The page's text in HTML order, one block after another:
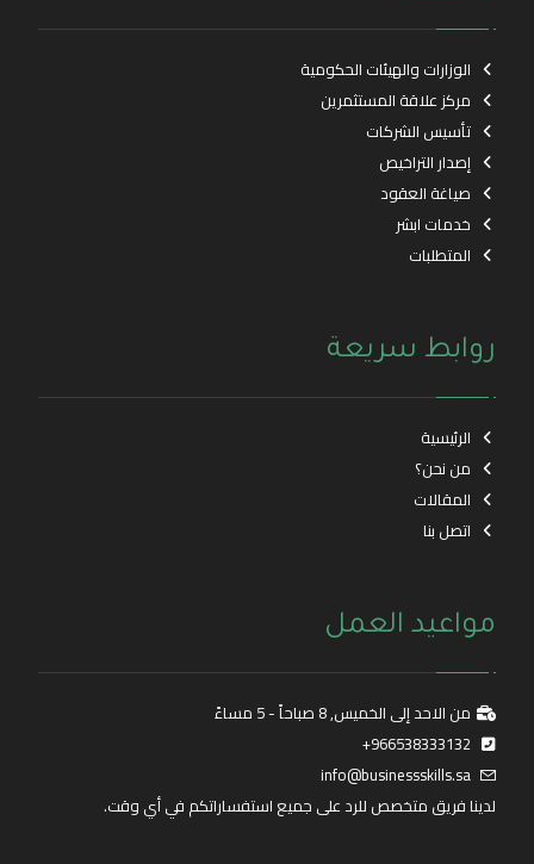
الوزارات والهيئات الحكومية
مركز علاقة المستثمرين
تأسيس الشركات
إصدار التراخيص
صياغة العقود
خدمات ابشر
المتطلبات
روابط سريعة
الرئيسية
من نحن؟
المقالات
اتصل بنا
مواعيد العمل
من الاحد إلى الخميس, 8 صباحاً - 5 مساءً
966538333132+
info@businessskills.sa
لدينا فريق متخصص للرد على جميع استفساراتكم في أي وقت.